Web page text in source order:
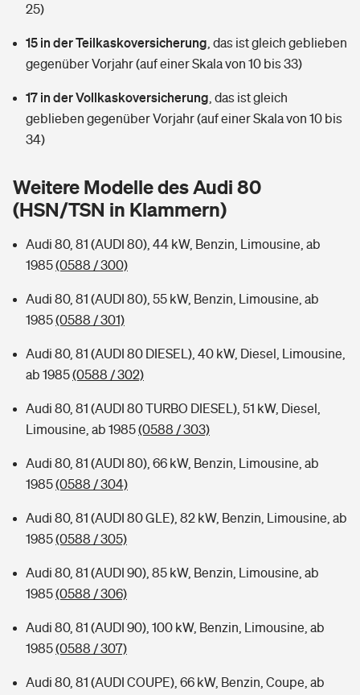
Sie haben Fragen?
Restkreditversicherung
Tools
Hochwasser-Check: Wie gefährdet ist Ihr Haus?
Sie haben Fragen?
Hundehalter-Haftpflicht
Handyversicherung
Private Cyberversicherung
Zur Übersicht
Kinderunfall-Check: Mehr Sicherheit für deine Kids
Typklassen: So ist Ihr Auto eingestuft
Sie haben Fragen?
Zur Übersicht
Tools
Wer versichert was: Jetzt Versicherer finden
Rentenrechner: Wie viel Geld bekomme ich im Alter?
25)
15 in der Teilkaskoversicherung das ist gleich geblieben
gegenüber Vorjahr (auf einer Skala von 10 bis 33)
17 in der Vollkaskoversicherung das ist gleich
geblieben gegenüber Vorjahr (auf einer Skala von 10 bis
34)
Weitere Modelle des Audi 80
(HSN/TSN in Klammern)
Audi 80, 81 (AUDI 80), 44 kW, Benzin, Limousine, ab
1985(0588 / 300)
Audi 80, 81 (AUDI 80), 55 kW, Benzin, Limousine, ab
1985(0588 / 301)
Audi 80, 81 (AUDI 80 DIESEL), 40 kW, Diesel, Limousine,
ab 1985(0588 / 302)
Audi 80, 81 (AUDI 80 TURBO DIESEL), 51 kW, Diesel,
Limousine, ab 1985(0588 / 303)
Audi 80, 81 (AUDI 80), 66 kW, Benzin, Limousine, ab
1985(0588 / 304)
Audi 80, 81 (AUDI 80 GLE), 82 kW, Benzin, Limousine, ab
1985(0588 / 305)
Audi 80, 81 (AUDI 90), 85 kW, Benzin, Limousine, ab
1985(0588 / 306)
Audi 80, 81 (AUDI 90), 100 kW, Benzin, Limousine, ab
1985(0588 / 307)
Audi 80, 81 (AUDI COUPE), 66 kW, Benzin, Coupe, ab